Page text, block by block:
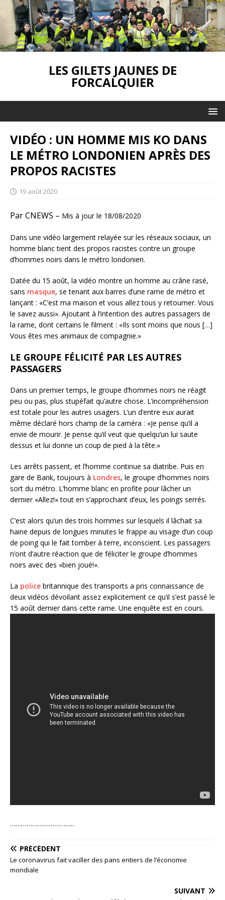
LES GILETS JAUNES DE
FORCALQUIER
VIDÉO : UN HOMME MIS KO DANS
LE MÉTRO LONDONIEN APRÈS DES
PROPOS RACISTES
19 août 2020
ParCNEWS – Mis à jour le 18/08/2020
Dans une vidéo largement relayée sur les réseaux sociaux, un
homme blanc tient des propos racistes contre un groupe
d’hommes noirs dans le métro londonien.
Datée du 15 août, la vidéo montre un homme au crâne rasé,
sans masque, se tenant aux barres d’une rame de métro et
lançant : «C’est ma maison et vous allez tous y retourner. Vous
le savez aussi». Ajoutant à l’intention des autres passagers de
la rame, dont certains le filment : «Ils sont moins que nous […]
Vous êtes mes animaux de compagnie.»
LE GROUPE FÉLICITÉ PAR LES AUTRES
PASSAGERS
Dans un premier temps, le groupe d’hommes noirs ne réagit
peu ou pas, plus stupéfait qu’autre chose. L’incompréhension
est totale pour les autres usagers. L’un d’entre eux aurait
même déclaré hors champ de la caméra : «Je pense qu’il a
envie de mourir. Je pense qu’il veut que quelqu’un lui saute
dessus et lui donne un coup de pied à la tête.»
Les arrêts passent, et l’homme continue sa diatribe. Puis en
gare de Bank, toujours à Londres, le groupe d’hommes noirs
sort du métro. L’homme blanc en profite pour lâcher un
dernier «Allez!» tout en s’approchant d’eux, les poings serrés.
C’est alors qu’un des trois hommes sur lesquels il lâchait sa
haine depuis de longues minutes le frappe au visage d’un coup
de poing qui le fait tomber à terre, inconscient. Les passagers
n’ont d’autre réaction que de féliciter le groupe d’hommes
noirs avec des «bien joué!».
La police britannique des transports a pris connaissance de
deux vidéos dévoilant assez explicitement ce qu’il s’est passé le
15 août dernier dans cette rame. Une enquête est en cours.
……………………………..
PRÉCÉDENT
Le coronavirus fait vaciller des pans entiers de l’économie
mondiale
SUIVANT